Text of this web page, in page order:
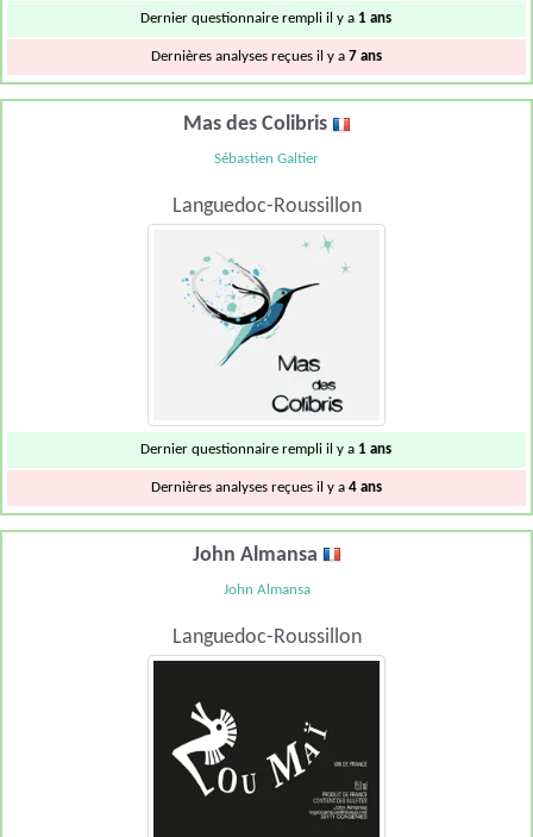
Dernier questionnaire rempli il y a 1 ans
Dernières analyses reçues il y a 7 ans
Mas des Colibris
Sébastien Galtier
Languedoc-Roussillon
Dernier questionnaire rempli il y a 1 ans
Dernières analyses reçues il y a 4 ans
John Almansa
John Almansa
Languedoc-Roussillon